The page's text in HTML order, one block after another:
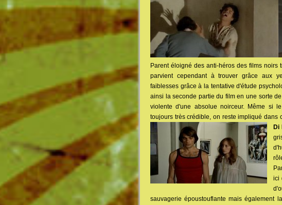
Parent éloigné des anti-héros des films noirs
parvient cependant à trouver grâce aux
faiblesses grâce à la tentative d'étude
ainsi la seconde partie du film en une sorte
violente d'une absolue noirceur. Même si
toujours très crédible, on reste impliqué dans
Di
ici
sauvagerie époustouflante mais également